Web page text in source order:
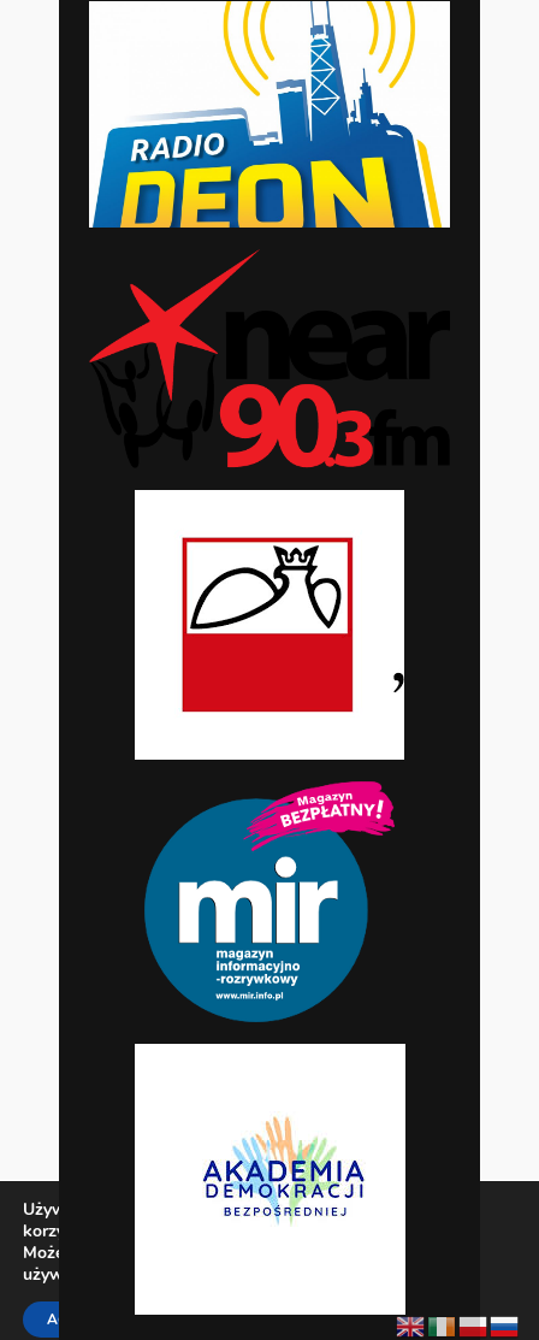
Używamy ciasteczek, aby zapewnić najlepszą jakość
korzystania z naszej witryny.
Możesz dowiedzieć się więcej o tym, jakich ciasteczek
używamy, lub wyłączyć je w
ACCEPT REJECT SETTINGS Zamknij panel